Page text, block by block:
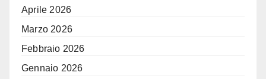
Aprile 2026
Marzo 2026
Febbraio 2026
Gennaio 2026